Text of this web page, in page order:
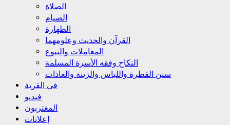
الصلاة
الصيام
الطهارة
القرآن والحديث وعلومهما
المعاملات والبيوع
النكاح وفقه الأسرة المسلمة
سنن الفطرة واللباس والزينة والعادات
في القرية
فيديو
المغتربون
إعلانات